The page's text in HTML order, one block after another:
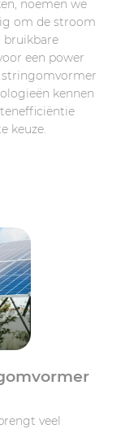
noemen we
om de stroom
bruikbare
een power
stringomvormer
kennen
keuze.
veel